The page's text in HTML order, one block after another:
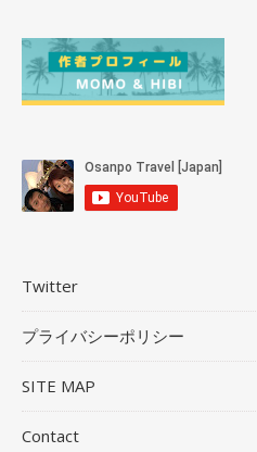
Twitter
プライバシーポリシー
SITE MAP
Contact